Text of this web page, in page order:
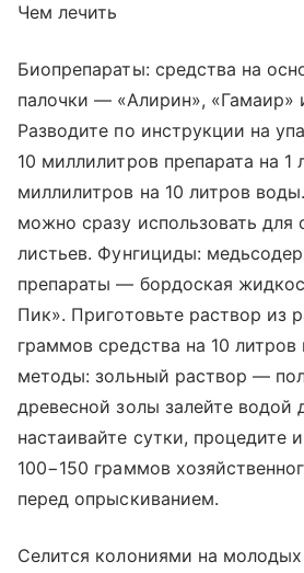
Чем лечить
Биопрепараты: средства на
палочки — «Алирин», «Гамаир»
Разводите по инструкции на
10 миллилитров препарата на 1
миллилитров на 10 литров
можно сразу использовать для
листьев. Фунгициды:
препараты — бордоская
Пик». Приготовьте раствор из
граммов средства на 10
методы: зольный раствор —
древесной золы залейте водой
настаивайте сутки, процедите
100−150 граммов
перед опрыскиванием.
Селится колониями на молодых